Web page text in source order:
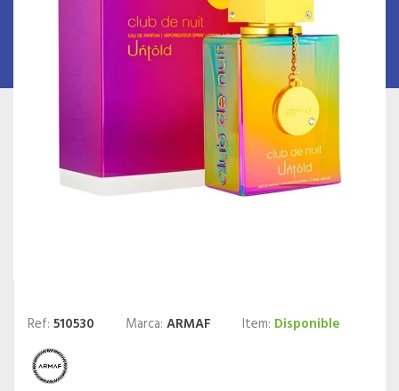
Ref: 510530 Marca: ARMAF Item: Disponible